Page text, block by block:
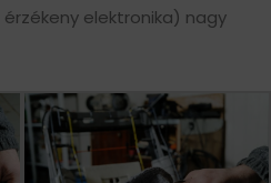
elektronika) nagy